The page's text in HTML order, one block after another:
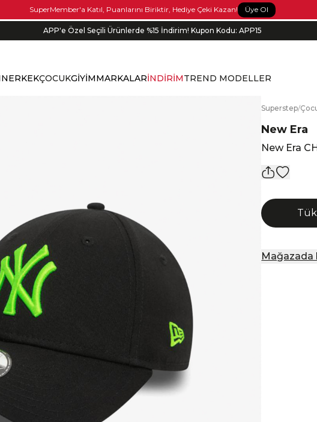
SuperMember'a Katıl, Puanlarını Biriktir, Hediye Çeki Kazan! Üye Ol
APP'e Özel Seçili Ürünlerde %15 İndirim! Kupon Kodu: APP15
ERKEKÇOCUKGİYİMMARKALARİNDİRİMTREND MODELLER
Superstep/Ç
New Era
New Era
Mağazada